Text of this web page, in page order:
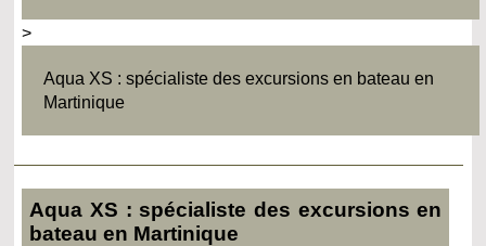
>
Aqua XS : spécialiste des excursions en bateau en
Martinique
Aqua XS : spécialiste des excursions en
bateau en Martinique